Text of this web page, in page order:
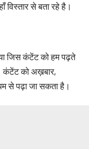
विस्तार से बता रहे है।
जिस कंटेंट को हम पढ़ते
कंटेंट को अख़बार,
से पढ़ा जा सकता है।